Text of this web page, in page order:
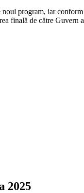
program, iar
finală de către Guvern
2025